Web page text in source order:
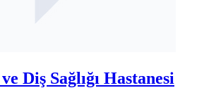
Diş Sağlığı Hastanesi